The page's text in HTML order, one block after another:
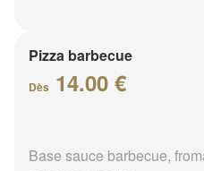
Pizza barbecue
Dès 14.00 €
Base sauce barbecue,